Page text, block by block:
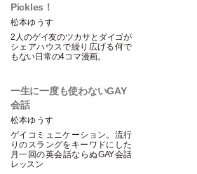
Pickles！
松本ゆうす
2人のゲイ友のツカサとダイゴが
シェアハウスで繰り広げる何で
もない日常の4コマ漫画。
一生に一度も使わないGAY
会話
松本ゆうす
ゲイコミュニケーション。流行
りのスラングをキーワドにした
月一回の英会話ならぬGAY会話
レッスン